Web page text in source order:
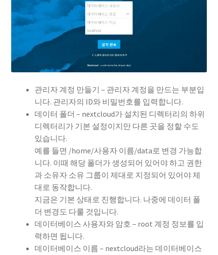
관리자 계정 만들기 – 관리자 계정을 만드는 부분입
니다. 관리자의 ID와 비밀번호를 입력합니다.
데이터 폴더 – nextcloud가 설치된 디렉터리의 하위
디렉터리가 기본 설정이지만 다른 곳을 정할 수도
있습니다.
예를 들면 /home/사용자 이름/data로 변경 가능합
니다. 이때 해당 폴더가 생성되어 있어야 하고 권한
과 소유자 소유 그룹이 제대로 지정되어 있어야 제
대로 동작합니다.
지금은 기본 상태로 진행합니다. 나중에 데이터 폴
더 변경도 다룰 것입니다.
데이터베이스 사용자와 암호 – root 계정 정보를 입
력하면 됩니다.
데이터베이스 이름 – nextcloud라는 데이터베이스